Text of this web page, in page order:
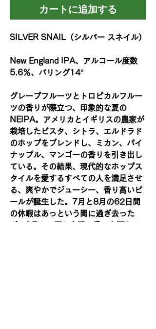
カートに追加する
SILVER SNAIL（シルバー スネイル）
New England IPA、アルコール度数
5.6％、バリング14°
グレープフルーツとトロピカルフルー
ツの香りが際立つ、印象的な夏の
NEIPA。アメリカとイギリスの農家が
栽培したビスタ、シトラ、エルドラド
のホップをブレンドし、ミカン、パイ
ナップル、マンゴーの香りを引き出し
ている。その結果、現代的なホップス
タイルを愛するすべての人を満足させ
る、爽やかでジューシー、香り高いビ
ールが誕生した。7月と8月の62日間
の休暇はあっという間に過ぎ去った